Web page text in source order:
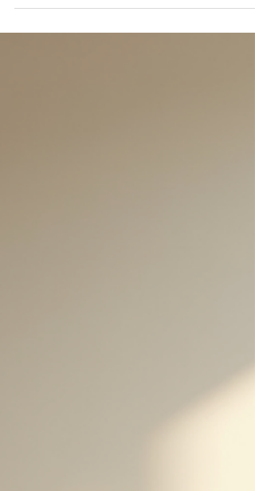
seule. Le sucre, bien qu’agréable, peut devenir un